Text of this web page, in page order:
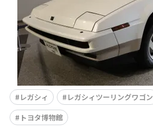
レガシィ レガシィツーリングワゴン
トヨタ博物館